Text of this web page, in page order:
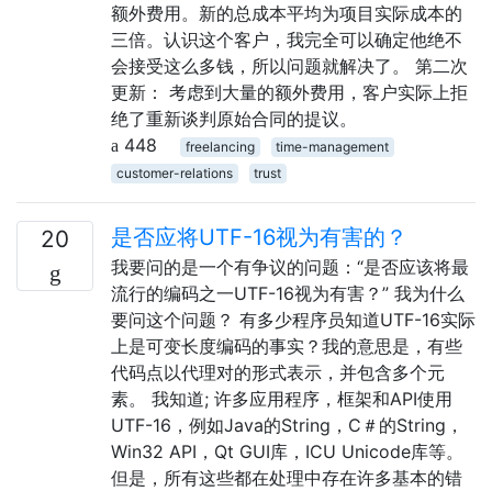
额外费用。新的总成本平均为项目实际成本的
三倍。认识这个客户，我完全可以确定他绝不
会接受这么多钱，所以问题就解决了。 第二次
更新： 考虑到大量的额外费用，客户实际上拒
绝了重新谈判原始合同的提议。
448
freelancing
time-management
customer-relations
trust
20 是否应将UTF-16视为有害的？
我要问的是一个有争议的问题：“是否应该将最
流行的编码之一UTF-16视为有害？” 我为什么
要问这个问题？ 有多少程序员知道UTF-16实际
上是可变长度编码的事实？我的意思是，有些
代码点以代理对的形式表示，并包含多个元
素。 我知道; 许多应用程序，框架和API使用
UTF-16，例如Java的String，C＃的String，
Win32 API，Qt GUI库，ICU Unicode库等。
但是，所有这些都在处理中存在许多基本的错